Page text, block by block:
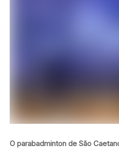
O parabadminton de São